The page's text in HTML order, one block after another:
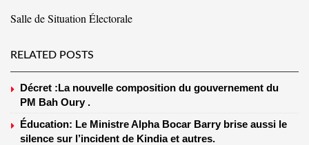
Salle de Situation Électorale
RELATED POSTS
Décret :La nouvelle composition du gouvernement du
PM Bah Oury .
Éducation: Le Ministre Alpha Bocar Barry brise aussi le
silence sur l’incident de Kindia et autres.